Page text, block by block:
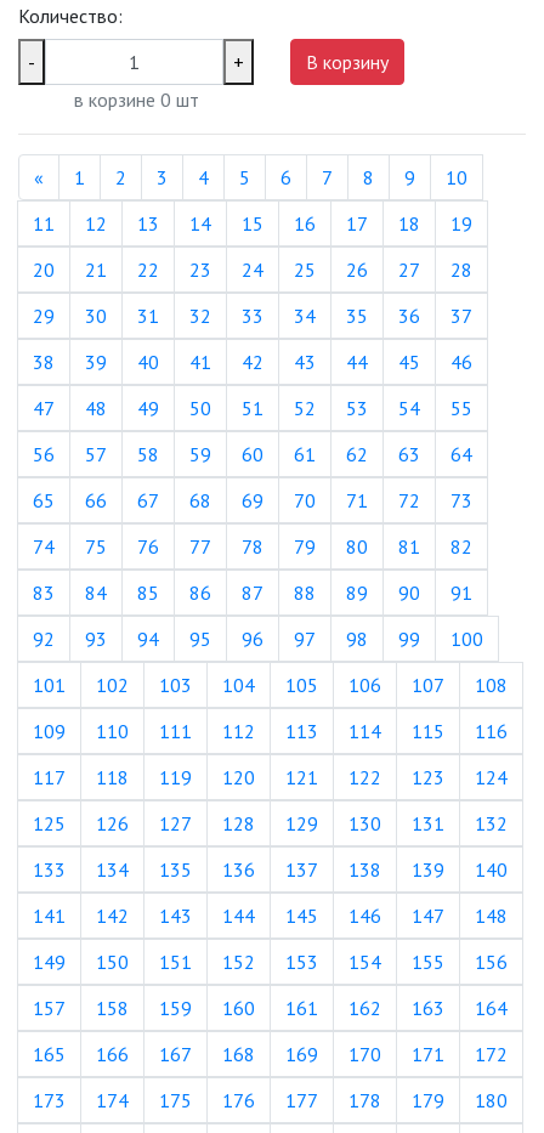
Количество:
-
+
в корзине 0 шт
В корзину
« Назад
1 2 3 4 5 6 7 8 9
10
11
12 13 14 15 16 17 18
19
20
21 22 23 24 25 26 27
28
29
30 31 32 33 34 35 36
37
38
39 40 41 42 43 44 45
46
47
48 49 50 51 52 53 54
55
56
57 58 59 60 61 62 63
64
65
66 67 68 69 70 71 72
73
74
75 76 77 78 79 80 81
82
83
84 85 86 87 88 89 90
91
92
93 94 95 96 97 98 99
100
101
102 103 104 105 106 107
108
109
110 111 112 113 114 115
116
117
118 119 120 121 122 123
124
125
126 127 128 129 130 131
132
133
134 135 136 137 138 139
140
141
142 143 144 145 146 147
148
149
150 151 152 153 154 155
156
157
158 159 160 161 162 163
164
165
166 167 168 169 170 171
172
173
174 175 176 177 178 179
180